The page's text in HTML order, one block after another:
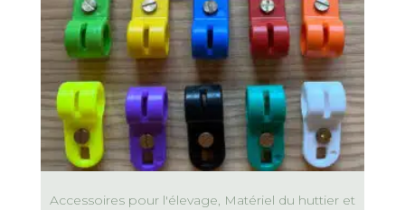
Accessoires pour l'élevage, Matériel du huttier et